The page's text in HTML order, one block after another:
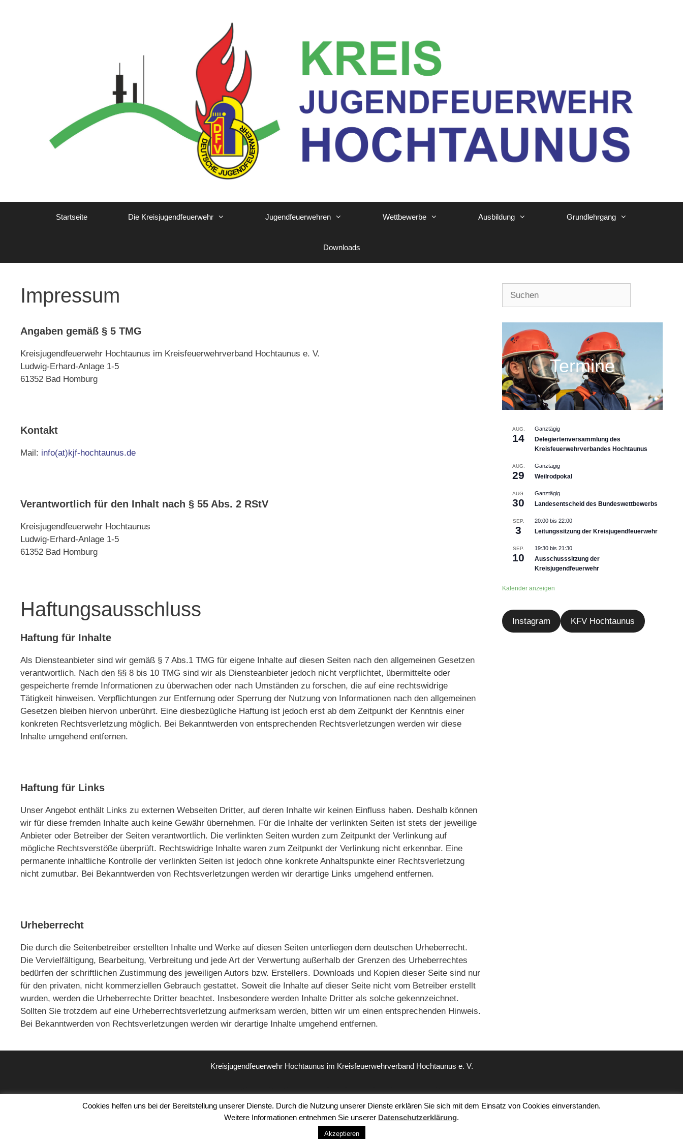
Startseite Die Kreisjugendfeuerwehr Jugendfeuerwehren Wettbewerbe Ausbildung Grundlehrgang
Downloads
Impressum
Angaben gemäß § 5 TMG
Kreisjugendfeuerwehr Hochtaunus im Kreisfeuerwehrverband Hochtaunus e. V.
Ludwig-Erhard-Anlage 1-5
61352 Bad Homburg
Kontakt
Mail: info(at)kjf-hochtaunus.de
Verantwortlich für den Inhalt nach § 55 Abs. 2 RStV
Kreisjugendfeuerwehr Hochtaunus
Ludwig-Erhard-Anlage 1-5
61352 Bad Homburg
Haftungsausschluss
Haftung für Inhalte
Als Diensteanbieter sind wir gemäß § 7 Abs.1 TMG für eigene Inhalte auf diesen Seiten nach den allgemeinen Gesetzen
verantwortlich. Nach den §§ 8 bis 10 TMG sind wir als Diensteanbieter jedoch nicht verpflichtet, übermittelte oder
gespeicherte fremde Informationen zu überwachen oder nach Umständen zu forschen, die auf eine rechtswidrige
Tätigkeit hinweisen. Verpflichtungen zur Entfernung oder Sperrung der Nutzung von Informationen nach den allgemeinen
Gesetzen bleiben hiervon unberührt. Eine diesbezügliche Haftung ist jedoch erst ab dem Zeitpunkt der Kenntnis einer
konkreten Rechtsverletzung möglich. Bei Bekanntwerden von entsprechenden Rechtsverletzungen werden wir diese
Inhalte umgehend entfernen.
Haftung für Links
Unser Angebot enthält Links zu externen Webseiten Dritter, auf deren Inhalte wir keinen Einfluss haben. Deshalb können
wir für diese fremden Inhalte auch keine Gewähr übernehmen. Für die Inhalte der verlinkten Seiten ist stets der jeweilige
Anbieter oder Betreiber der Seiten verantwortlich. Die verlinkten Seiten wurden zum Zeitpunkt der Verlinkung auf
mögliche Rechtsverstöße überprüft. Rechtswidrige Inhalte waren zum Zeitpunkt der Verlinkung nicht erkennbar. Eine
permanente inhaltliche Kontrolle der verlinkten Seiten ist jedoch ohne konkrete Anhaltspunkte einer Rechtsverletzung
nicht zumutbar. Bei Bekanntwerden von Rechtsverletzungen werden wir derartige Links umgehend entfernen.
Urheberrecht
Die durch die Seitenbetreiber erstellten Inhalte und Werke auf diesen Seiten unterliegen dem deutschen Urheberrecht.
Die Vervielfältigung, Bearbeitung, Verbreitung und jede Art der Verwertung außerhalb der Grenzen des Urheberrechtes
bedürfen der schriftlichen Zustimmung des jeweiligen Autors bzw. Erstellers. Downloads und Kopien dieser Seite sind nur
für den privaten, nicht kommerziellen Gebrauch gestattet. Soweit die Inhalte auf dieser Seite nicht vom Betreiber erstellt
wurden, werden die Urheberrechte Dritter beachtet. Insbesondere werden Inhalte Dritter als solche gekennzeichnet.
Sollten Sie trotzdem auf eine Urheberrechtsverletzung aufmerksam werden, bitten wir um einen entsprechenden Hinweis.
Bei Bekanntwerden von Rechtsverletzungen werden wir derartige Inhalte umgehend entfernen.
Termine
AUG.
14
Ganztägig
Delegiertenversammlung des
Kreisfeuerwehrverbandes Hochtaunus
AUG.
29
Ganztägig
Weilrodpokal
AUG.
30
Ganztägig
Landesentscheid des Bundeswettbewerbs
SEP.
3
20:00 bis 22:00
Leitungssitzung der Kreisjugendfeuerwehr
SEP.
10
19:30 bis 21:30
Ausschusssitzung der
Kreisjugendfeuerwehr
Kalender anzeigen
Instagram KFV Hochtaunus
Kreisjugendfeuerwehr Hochtaunus im Kreisfeuerwehrverband Hochtaunus e. V.
© 2026 Kreisjugendfeuerwehr des Hochtaunuskreises
Cookies helfen uns bei der Bereitstellung unserer Dienste. Durch die Nutzung unserer Dienste erklären Sie sich mit dem Einsatz von Cookies einverstanden.
Weitere Informationen entnehmen Sie unserer Datenschutzerklärung.
Akzeptieren